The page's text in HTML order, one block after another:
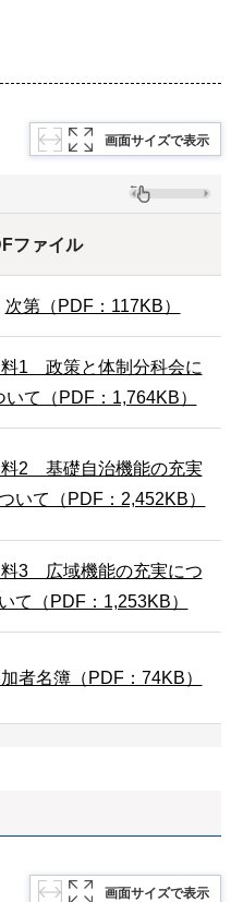
画面サイズで表示
ファイル
次第（PDF：117KB）
1 政策と体制分科会に
いて（PDF：1,764KB）
2 基礎自治機能の充実
いて（PDF：2,452KB）
3 広域機能の充実につ
いて（PDF：1,253KB）
者名簿（PDF：74KB）
画面サイズで表示